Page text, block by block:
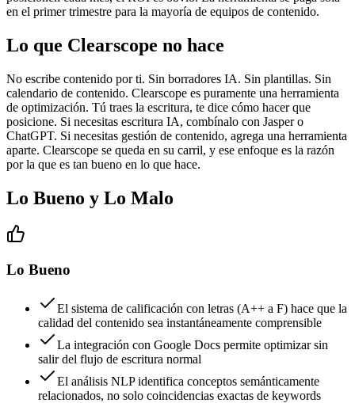
en el primer trimestre para la mayoría de equipos de contenido.
Lo que Clearscope no hace
No escribe contenido por ti. Sin borradores IA. Sin plantillas. Sin
calendario de contenido. Clearscope es puramente una herramienta
de optimización. Tú traes la escritura, te dice cómo hacer que
posicione. Si necesitas escritura IA, combínalo con Jasper o
ChatGPT. Si necesitas gestión de contenido, agrega una herramienta
aparte. Clearscope se queda en su carril, y ese enfoque es la razón
por la que es tan bueno en lo que hace.
Lo Bueno y Lo Malo
Lo Bueno
El sistema de calificación con letras (A++ a F) hace que la
calidad del contenido sea instantáneamente comprensible
La integración con Google Docs permite optimizar sin
salir del flujo de escritura normal
El análisis NLP identifica conceptos semánticamente
relacionados, no solo coincidencias exactas de keywords